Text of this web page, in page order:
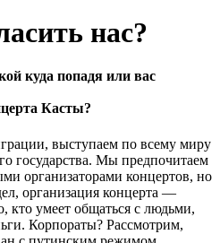
нас?
куда попадя или вас
Касты?
выступаем по всему миру
государства. Мы предпочитаем
организаторами концертов, но
организация концерта —
кто умеет общаться с людьми,
Корпораты? Рассмотрим,